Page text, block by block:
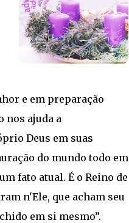
e em preparação
nos ajuda a
Deus em suas
do mundo todo em
fato atual. É o Reino de
n'Ele, que acham seu
em si mesmo”.